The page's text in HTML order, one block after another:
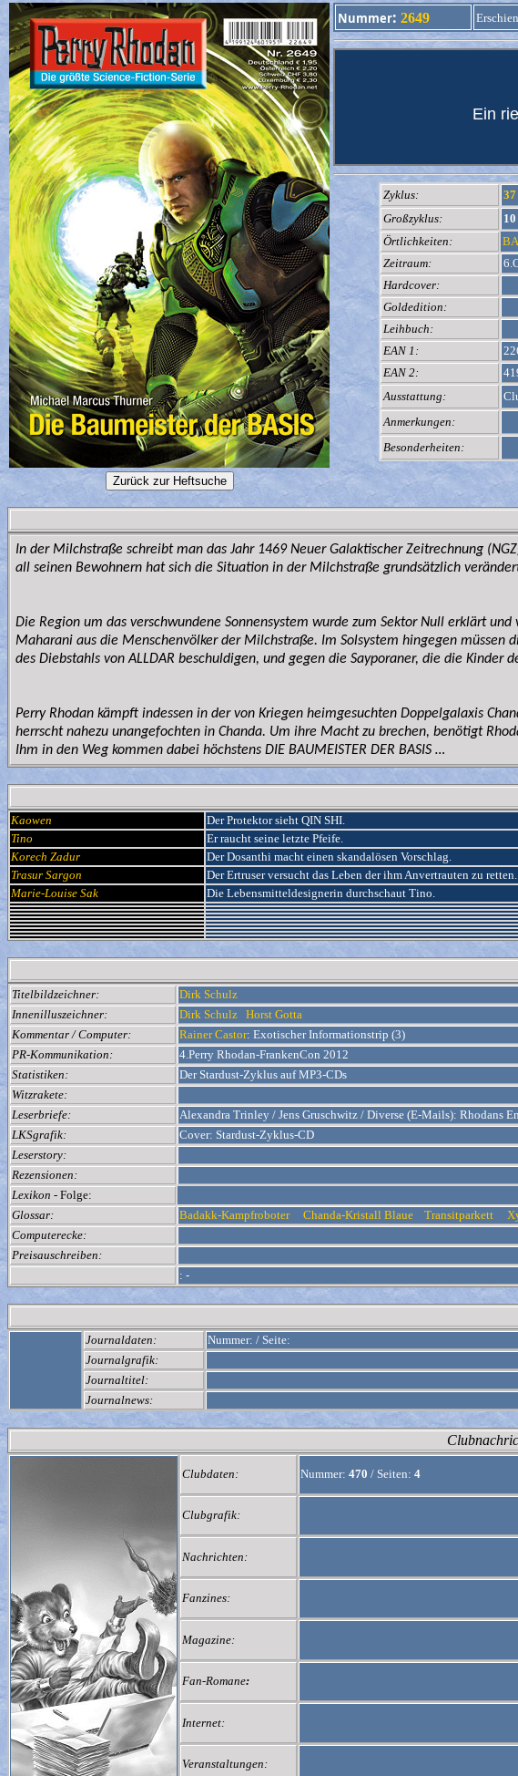
Nummer: 2649
Ein
Zyklus: 37
Großzyklus:
10
Örtlichkeiten:
Zeitraum:
Hardcover:
Goldedition:
Leihbuch:
EAN 1:
EAN 2:
Ausstattung:
Anmerkungen:
Besonderheiten:
In der Milchstraße schreibt man das Jahr 1469 Neuer Galaktischer Zeitrechnung
all seinen Bewohnern hat sich die Situation in der Milchstraße grundsätzlich
Die Region um das verschwundene Sonnensystem wurde zum Sektor Null erklärt
Maharani aus die Menschenvölker der Milchstraße. Im Solsystem hingegen müssen
des Diebstahls von ALLDAR beschuldigen, und gegen die Sayporaner, die die Kinder
Perry Rhodan kämpft indessen in der von Kriegen heimgesuchten Doppelgalaxis
herrscht nahezu unangefochten in Chanda. Um ihre Macht zu brechen, benötigt
Ihm in den Weg kommen dabei höchstens DIE BAUMEISTER DER BASIS …
Kaowen
Der Protektor sieht QIN SHI.
Tino
Er raucht seine letzte Pfeife.
Korech Zadur
Der Dosanthi macht einen skandalösen Vorschlag.
Trasur Sargon
Der Ertruser versucht das Leben der ihm Anvertrauten zu retten.
Marie-Louise Sak
Die Lebensmitteldesignerin durchschaut Tino.
Titelbildzeichner:
Dirk Schulz
Innenilluszeichner:
Dirk Schulz Horst Gotta
Kommentar / Computer:
Rainer Castor: Exotischer Informationstrip (3)
PR-Kommunikation:
4.Perry Rhodan-FrankenCon 2012
Statistiken:
Der Stardust-Zyklus auf MP3-CDs
Witzrakete:
Leserbriefe:
Alexandra Trinley / Jens Gruschwitz / Diverse (E-Mails): Rhodans
LKSgrafik:
Cover: Stardust-Zyklus-CD
Leserstory:
Rezensionen:
Lexikon - Folge:
Glossar:
Badakk-Kampfroboter Chanda-Kristall Blaue Transitparkett
Computerecke:
Preisauschreiben:
: -
Journaldaten: Nummer: / Seite:
Journalgrafik:
Journaltitel:
Journalnews:
Clubdaten: Nummer: 470 / Seiten: 4
Clubgrafik:
Nachrichten:
Fanzines:
Magazine:
Fan-Romane:
Internet:
Veranstaltungen: